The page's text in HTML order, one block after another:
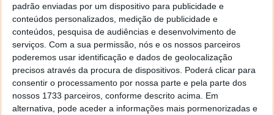
padrão enviadas por um dispositivo para publicidade e
conteúdos personalizados, medição de publicidade e
conteúdos, pesquisa de audiências e desenvolvimento de
serviços. Com a sua permissão, nós e os nossos parceiros
poderemos usar identificação e dados de geolocalização
precisos através da procura de dispositivos. Poderá clicar para
consentir o processamento por nossa parte e pela parte dos
nossos 1733 parceiros, conforme descrito acima. Em
alternativa, pode aceder a informações mais pormenorizadas e
Homepage:StatCounter
Este artigo tem mais de um ano